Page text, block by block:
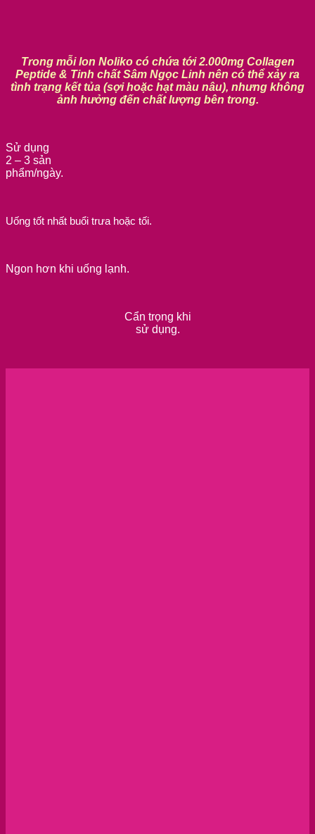
Trong mỗi lon Noliko có chứa tới 2.000mg Collagen
Peptide & Tinh chất Sâm Ngọc Linh nên có thể xảy ra
tình trạng kết tủa (sợi hoặc hạt màu nâu), nhưng không
ảnh hưởng đến chất lượng bên trong.
Sử dụng
2 – 3 sản
phẩm/ngày.
Uống tốt nhất buổi trưa hoặc tối.
Ngon hơn khi uống lạnh.
Cẩn trọng khi
sử dụng.